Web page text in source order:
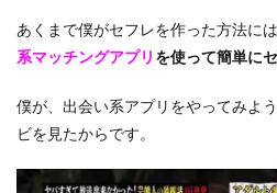
あくまで僕がセフレを作った方法に
系マッチングアプリ を使って簡単に
僕が、出会い系アプリをやってみよ
ビを見たからです。